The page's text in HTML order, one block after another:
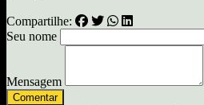
Compartilhe:
Seu nome
Mensagem
Comentar